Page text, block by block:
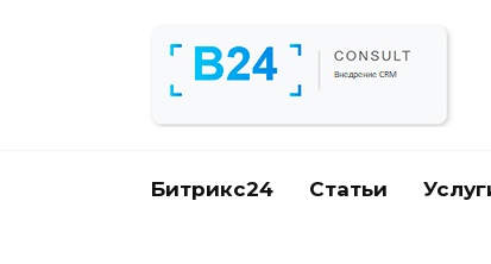
Битрикс24 Статьи